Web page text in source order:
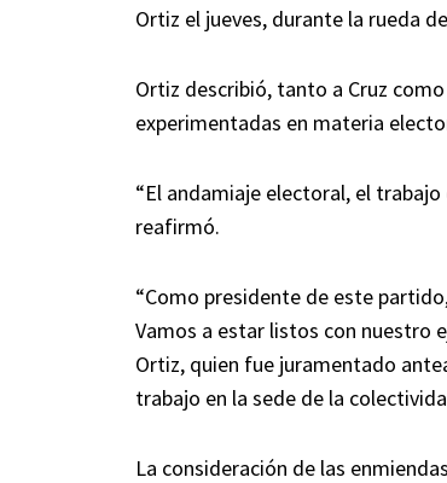
Ortiz el jueves, durante la rueda
Ortiz describió, tanto a Cruz
experimentadas en materia
“El andamiaje electoral, el
reafirmó.
“Como presidente de este
Vamos a estar listos con nuestro
Ortiz, quien fue juramentado
trabajo en la sede de la
La consideración de las